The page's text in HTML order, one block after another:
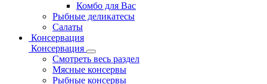
Комбо для Вас
Рыбные деликатесы
Салаты
Консервация
Консервация
Смотреть весь раздел
Мясные консервы
Рыбные консервы